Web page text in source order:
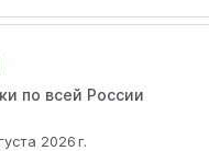
по всей России
2026 г.